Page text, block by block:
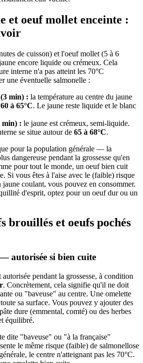
et oeuf mollet enceinte :
de cuisson) et l'oeuf mollet (5 à 6
encore liquide ou crémeux. Cela
interne n'a pas atteint les 70°C
une éventuelle salmonelle :
min) : la température au centre du jaune
60 à 65°C. Le jaune reste liquide et le blanc
min) : le jaune est crémeux, semi-liquide.
se situe autour de 65 à 68°C.
pour la population générale — la
dangereuse pendant la grossesse qu'en
pour tout le monde, un oeuf bien cuit
Si vous êtes à l'aise avec le (faible) risque
coulant, vous pouvez en consommer.
d'esprit, optez pour un oeuf dur ou un
brouillés et oeufs pochés
autorisée si bien cuite
pendant la grossesse, à condition
. Concrètement, cela signifie qu'il ne doit
ou "baveuse" au centre. Une omelette
sa surface. Vous pouvez y ajouter des
dure (emmental, comté) ou des herbes
équilibré.
dite "baveuse" ou "à la française"
le même risque (faible) de salmonellose
le centre n'atteignant pas les 70°C.